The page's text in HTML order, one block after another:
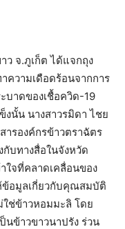
ว จ.ภูเก็ต ได้แจกถุง
ความเดือดร้อนจากการ
บาดของเชื้อควิด-19
งนั้น นางสาวรมิดา ไชย
ารองค์กรข้าวตราฉัตร
บทางสื่อในจังหวัด
ใจที่คลาดเคลื่อนของ
อมูลเกี่ยวกับคุณสมบัติ
ใช่ข้าวหอมมะลิ โดย
นข้าวขาวนาปรัง ร่วน